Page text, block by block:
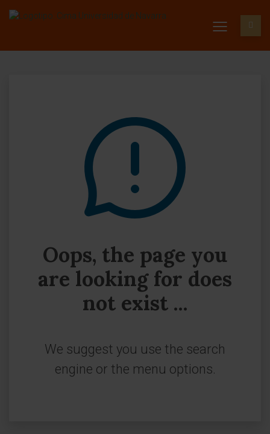
Oops, the page you
are looking for does
not exist ...
We suggest you use the search
engine or the menu options.